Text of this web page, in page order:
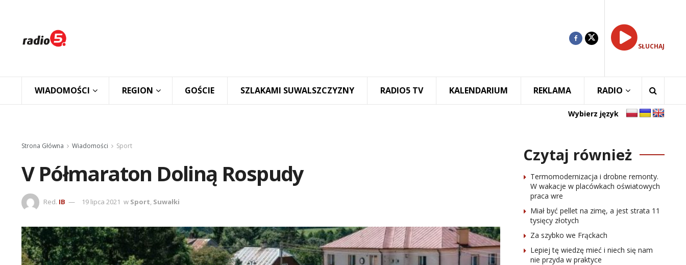
SŁUCHAJ
WIADOMOŚCI REGION GOŚCIE SZLAKAMI SUWALSZCZYZNY RADIO5 TV KALENDARIUM REKLAMA RADIO
Wybierz język
Strona Główna Wiadomości Sport
V Półmaraton Doliną Rospudy
Red. IB 19 lipca 2021 w Sport, Suwałki
Czytaj również
Termomodernizacja i drobne remonty.
W wakacje w placówkach oświatowych
praca wre
Miał być pellet na zimę, a jest strata 11
tysięcy złotych
Za szybko we Frąckach
Lepiej tę wiedzę mieć i niech się nam
nie przyda w praktyce